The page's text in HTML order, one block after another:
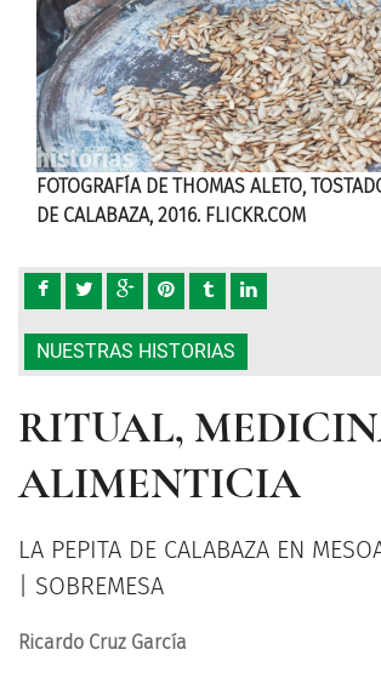
FOTOGRAFÍA DE THOMAS ALETO,
DE CALABAZA, 2016. FLICKR.COM
NUESTRAS HISTORIAS
RITUAL,
ALIMENTICIA
LA PEPITA DE CALABAZA EN
| SOBREMESA
Ricardo Cruz García